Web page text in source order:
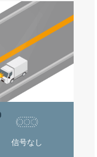
信号なし